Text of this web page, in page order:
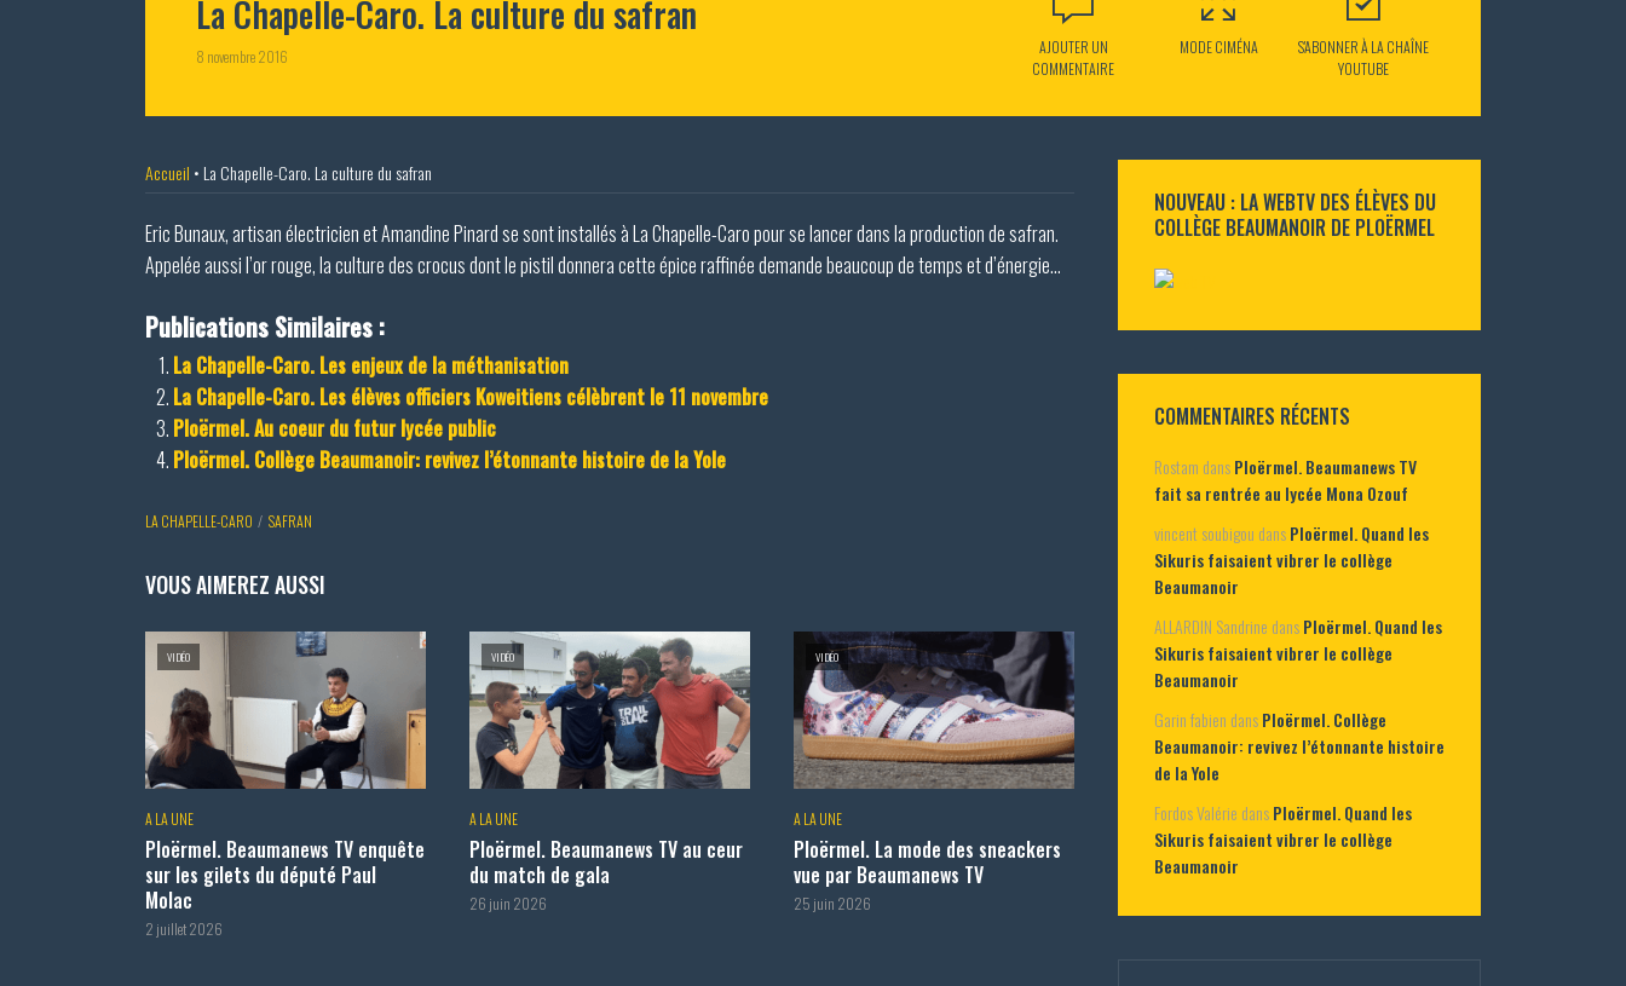
La Chapelle-Caro. La culture du safran
8 novembre 2016
AJOUTER UN
COMMENTAIRE
MODE CIMÉNA
S'ABONNER À LA CHAÎNE
YOUTUBE
Accueil • La Chapelle-Caro. La culture du safran
Eric Bunaux, artisan électricien et Amandine Pinard se sont installés à La Chapelle-Caro pour se lancer dans la production de safran.
Appelée aussi l’or rouge, la culture des crocus dont le pistil donnera cette épice raffinée demande beaucoup de temps et d’énergie…
Publications Similaires :
La Chapelle-Caro. Les enjeux de la méthanisation
La Chapelle-Caro. Les élèves officiers Koweitiens célèbrent le 11 novembre
Ploërmel. Au coeur du futur lycée public
Ploërmel. Collège Beaumanoir: revivez l’étonnante histoire de la Yole
LA CHAPELLE-CARO SAFRAN
VOUS AIMEREZ AUSSI
VIDÉO
A LA UNE
Ploërmel. Beaumanews TV enquête
sur les gilets du député Paul
Molac
2 juillet 2026
VIDÉO
A LA UNE
Ploërmel. Beaumanews TV au ceur
du match de gala
26 juin 2026
VIDÉO
A LA UNE
Ploërmel. La mode des sneackers
vue par Beaumanews TV
25 juin 2026
NOUVEAU : LA WEBTV DES ÉLÈVES DU
COLLÈGE BEAUMANOIR DE PLOËRMEL
COMMENTAIRES RÉCENTS
Rostam dansPloërmel. Beaumanews TV
fait sa rentrée au lycée Mona Ozouf
vincent soubigou dansPloërmel. Quand les
Sikuris faisaient vibrer le collège
Beaumanoir
ALLARDIN Sandrine dansPloërmel. Quand les
Sikuris faisaient vibrer le collège
Beaumanoir
Garin fabien dansPloërmel. Collège
Beaumanoir: revivez l’étonnante histoire
de la Yole
Fordos Valérie dansPloërmel. Quand les
Sikuris faisaient vibrer le collège
Beaumanoir